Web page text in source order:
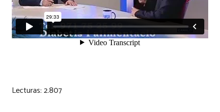
Lecturas:2.807